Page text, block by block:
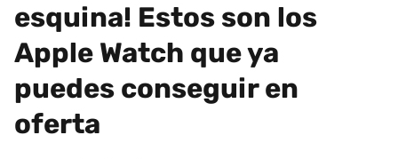
esquina! Estos son los
Apple Watch que ya
puedes conseguir en
oferta